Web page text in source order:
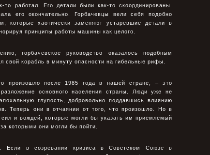
работал. Его детали были как-то скоординированы.
его окончательно. Горбачевцы вели себя подобно
которые хаотически заменяют устаревшие детали в
принципы работы машины как целого.
горбачевское руководство оказалось подобным
свой корабль в минуту опасности на гибельные рифы.
произошло после 1985 года в нашей стране, – это
основного населения страны. Люди уже не
глупость, добровольно поддавшись влиянию
Теперь они в отчаянии от того, что произошло. Но в
сил и вождей, которые могли бы указать им приемлемый
которыми они могли бы пойти.
Если в созревании кризиса в Советском Союзе в